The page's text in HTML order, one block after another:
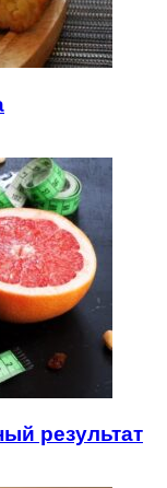
результат